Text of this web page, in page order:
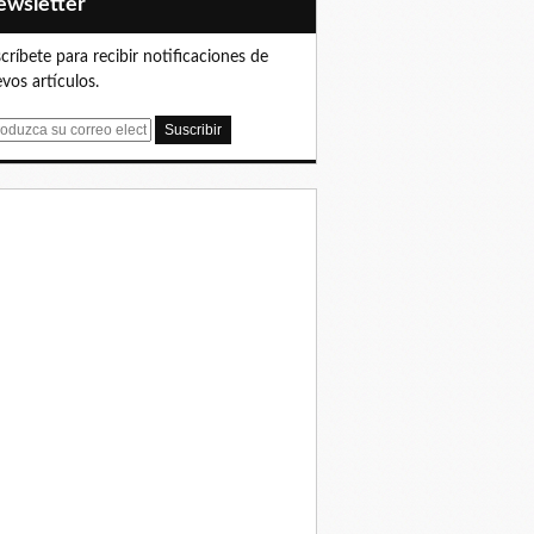
para recibir notificaciones de
artículos.